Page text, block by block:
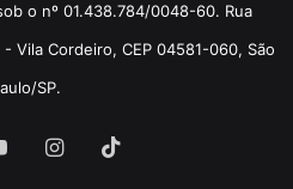
o nº 01.438.784/0048-60. Rua
Vila Cordeiro, CEP 04581-060, São
SP.
YouTubeInstagram